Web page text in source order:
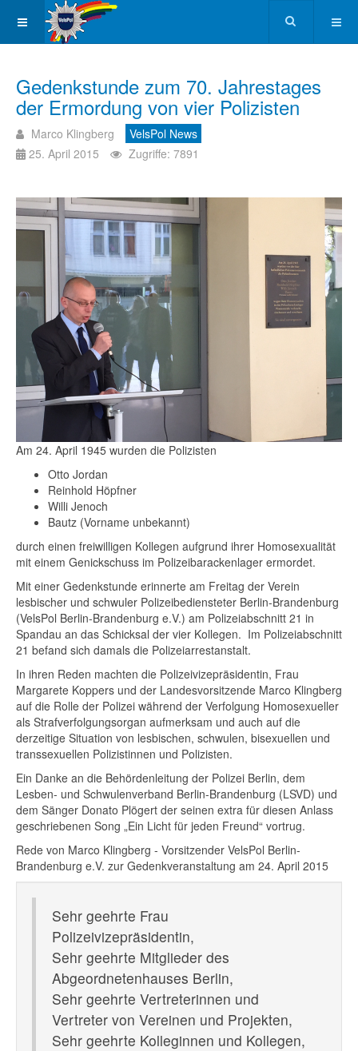
Gedenkstunde zum 70. Jahrestages
der Ermordung von vier Polizisten
Marco Klingberg
VelsPol News
25. April 2015
Zugriffe: 7891
Am 24. April 1945 wurden die Polizisten
Otto Jordan
Reinhold Höpfner
Willi Jenoch
Bautz (Vorname unbekannt)
durch einen freiwilligen Kollegen aufgrund ihrer Homosexualität
mit einem Genickschuss im Polizeibarackenlager ermordet.
Mit einer Gedenkstunde erinnerte am Freitag der Verein
lesbischer und schwuler Polizeibediensteter Berlin-Brandenburg
(VelsPol Berlin-Brandenburg e.V.) am Polizeiabschnitt 21 in
Spandau an das Schicksal der vier Kollegen. Im Polizeiabschnitt
21 befand sich damals die Polizeiarrestanstalt.
In ihren Reden machten die Polizeivizepräsidentin, Frau
Margarete Koppers und der Landesvorsitzende Marco Klingberg
auf die Rolle der Polizei während der Verfolgung Homosexueller
als Strafverfolgungsorgan aufmerksam und auch auf die
derzeitige Situation von lesbischen, schwulen, bisexuellen und
transsexuellen Polizistinnen und Polizisten.
Ein Danke an die Behördenleitung der Polizei Berlin, dem
Lesben- und Schwulenverband Berlin-Brandenburg (LSVD) und
dem Sänger Donato Plögert der seinen extra für diesen Anlass
geschriebenen Song „Ein Licht für jeden Freund“ vortrug.
Rede von Marco Klingberg - Vorsitzender VelsPol Berlin-
Brandenburg e.V. zur Gedenkveranstaltung am 24. April 2015
Sehr geehrte Frau
Polizeivizepräsidentin,
Sehr geehrte Mitglieder des
Abgeordnetenhauses Berlin,
Sehr geehrte Vertreterinnen und
Vertreter von Vereinen und Projekten,
Sehr geehrte Kolleginnen und Kollegen,